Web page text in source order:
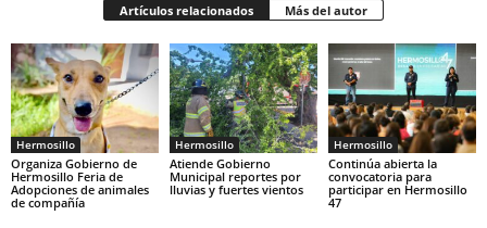
Artículos relacionados Más del autor
Hermosillo
Organiza Gobierno de
Hermosillo Feria de
Adopciones de animales
de compañía
Hermosillo
Atiende Gobierno
Municipal reportes por
lluvias y fuertes vientos
Hermosillo
Continúa abierta la
convocatoria para
participar en Hermosillo
47